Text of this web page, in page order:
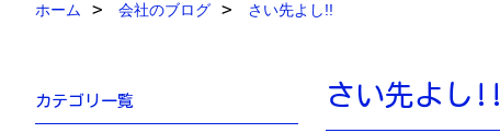
ホーム 会社のブログ さい先よし!!
さい先よし!!
カテゴリ一覧